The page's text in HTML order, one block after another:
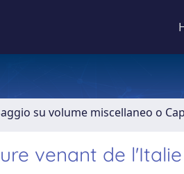
su volume miscellaneo o
venant de l'Italie